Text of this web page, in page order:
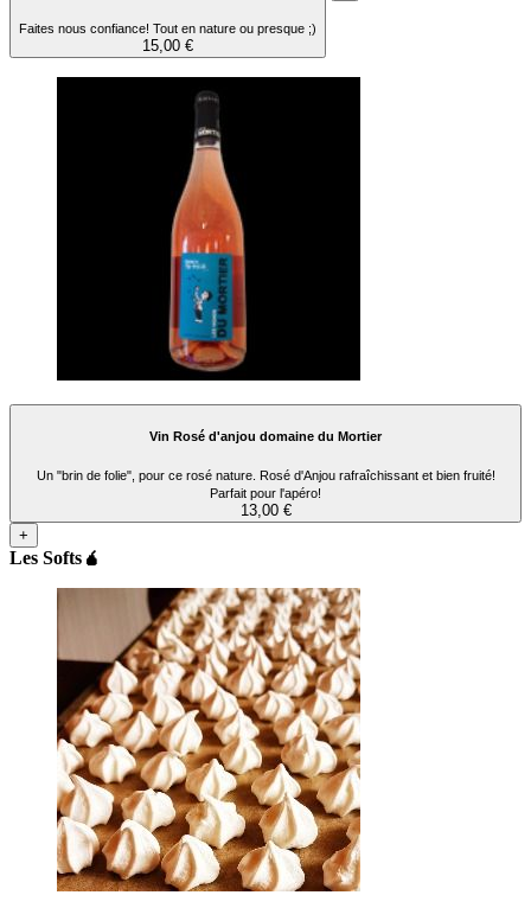
Faites nous confiance! Tout en nature ou presque ;)
15,00 €
Vin Rosé d'anjou domaine du Mortier
Un "brin de folie", pour ce rosé nature. Rosé d'Anjou rafraîchissant et bien fruité!
Parfait pour l'apéro!
13,00 €
+
Les Softs🧉